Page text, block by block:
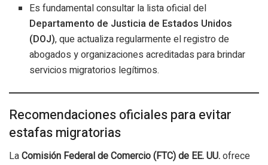
Es fundamental consultar la lista oficial del
Departamento de Justicia de Estados Unidos
(DOJ), que actualiza regularmente el registro de
abogados y organizaciones acreditadas para brindar
servicios migratorios legítimos.
Recomendaciones oficiales para evitar
estafas migratorias
La Comisión Federal de Comercio (FTC) de EE. UU. ofrece